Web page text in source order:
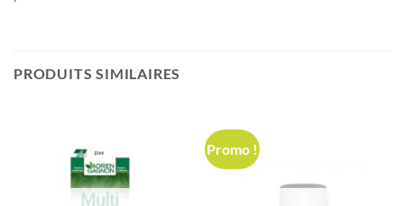
PRODUITS SIMILAIRES
Promo !